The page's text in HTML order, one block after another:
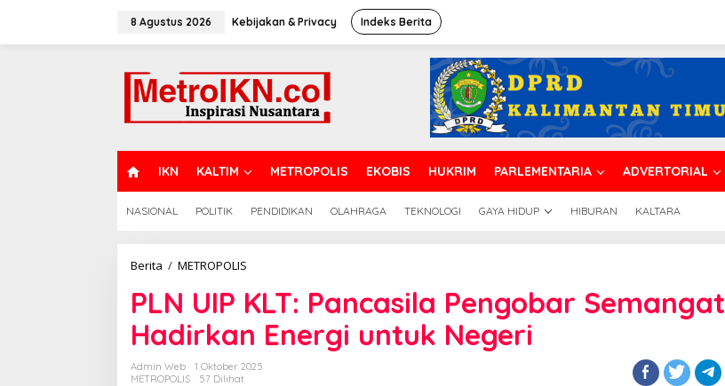
8 Agustus 2026 Kebijakan & Privacy Indeks Berita
O
M
IKN KALTIM METROPOLIS EKOBIS HUKRIM PARLEMENTARIA ADVERTORIAL
NASIONAL POLITIK PENDIDIKAN OLAHRAGA TEKNOLOGI GAYA HIDUP HIBURAN KALTARA
Berita / METROPOLIS
KLT:
Pancasila
Pengobar
Semangat
Hadirkan
PLN UIP KLT: Pancasila Pengobar Semangat
Hadirkan Energi untuk Negeri
Admin Web
1 Oktober 2025
METROPOLIS
57 Dilihat